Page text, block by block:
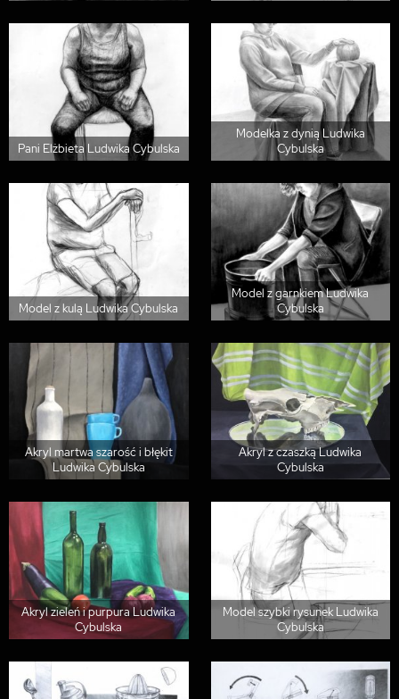
Pani Elżbieta Ludwika Cybulska
Modelka z dynią Ludwika
Cybulska
Model z kulą Ludwika Cybulska
Model z garnkiem Ludwika
Cybulska
Akryl martwa szarość i błękit
Ludwika Cybulska
Akryl z czaszką Ludwika
Cybulska
Akryl zieleń i purpura Ludwika
Cybulska
Model szybki rysunek Ludwika
Cybulska